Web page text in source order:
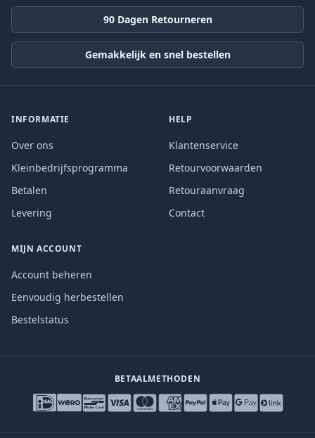
90 Dagen Retourneren
Gemakkelijk en snel bestellen
INFORMATIE
Over ons
Kleinbedrijfsprogramma
Betalen
Levering
HELP
Klantenservice
Retourvoorwaarden
Retouraanvraag
Contact
MIJN ACCOUNT
Account beheren
Eenvoudig herbestellen
Bestelstatus
BETAALMETHODEN